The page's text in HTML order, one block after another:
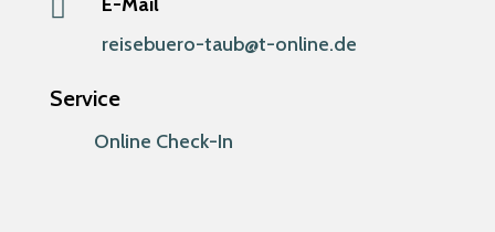

reisebuero-taub@t-online.de
Service
Online Check-In